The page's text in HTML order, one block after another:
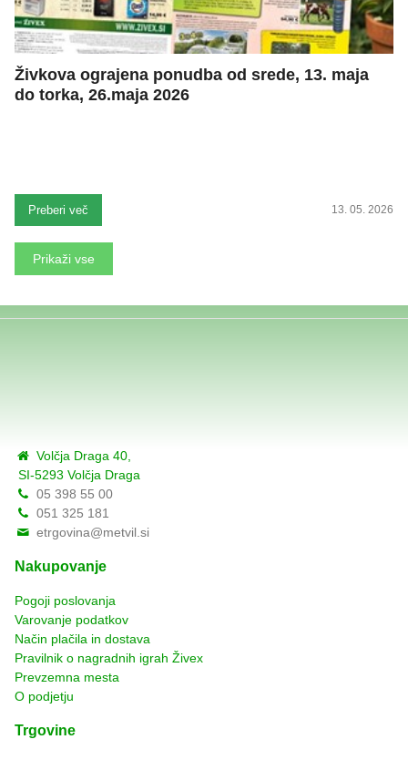
Živkova ograjena ponudba od srede, 13. maja
do torka, 26.maja 2026
Preberi več 13. 05. 2026
Prikaži vse
Volčja Draga 40,
SI-5293 Volčja Draga
05 398 55 00
051 325 181
etrgovina@metvil.si
Nakupovanje
Pogoji poslovanja
Varovanje podatkov
Način plačila in dostava
Pravilnik o nagradnih igrah Živex
Prevzemna mesta
O podjetju
Trgovine